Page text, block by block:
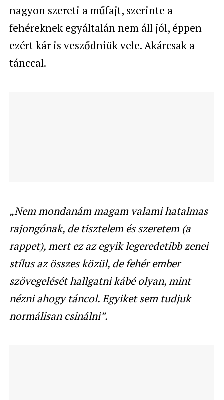
nagyon szereti a műfajt, szerinte a
fehéreknek egyáltalán nem áll jól, éppen
ezért kár is vesződniük vele. Akárcsak a
tánccal.
„Nem mondanám magam valami hatalmas
rajongónak, de tisztelem és szeretem (a
rappet), mert ez az egyik legeredetibb zenei
stílus az összes közül, de fehér ember
szövegelését hallgatni kábé olyan, mint
nézni ahogy táncol. Egyiket sem tudjuk
normálisan csinálni”.